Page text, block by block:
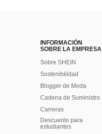
INFORMACIÓN
SOBRE LA EMPRESA
Sobre SHEIN
Sostenibilidad
Blogger de Moda
Cadena de Suministro
Carreras
Descuento para
estudiantes